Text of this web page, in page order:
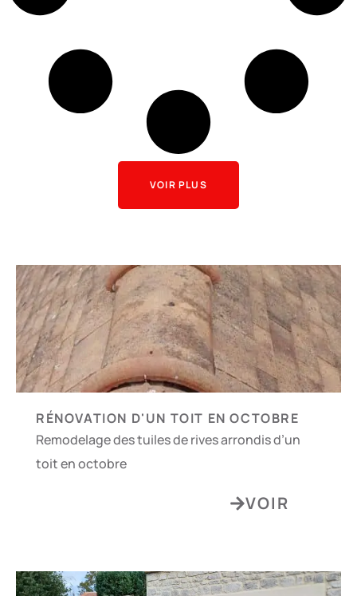
VOIR PLUS
RÉNOVATION D'UN TOIT EN OCTOBRE
Remodelage des tuiles de rives arrondis d’un
toit en octobre
VOIR